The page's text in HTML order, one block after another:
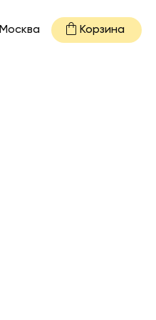
Москва Корзина